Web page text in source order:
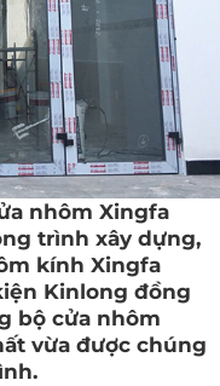
nhôm Xingfa
trình xây dựng,
kính Xingfa
Kinlong đồng
bộ cửa nhôm
vừa được chúng